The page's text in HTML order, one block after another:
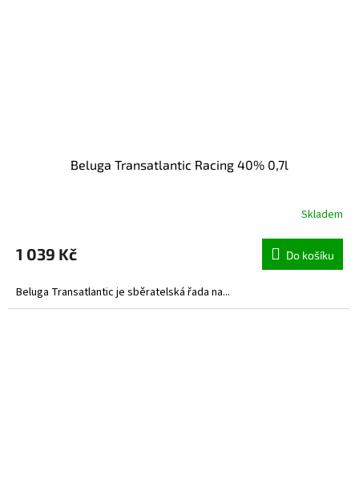
Beluga Transatlantic Racing 40% 0,7l
Skladem
1 039 Kč Do košíku
Beluga Transatlantic je sběratelská řada na...